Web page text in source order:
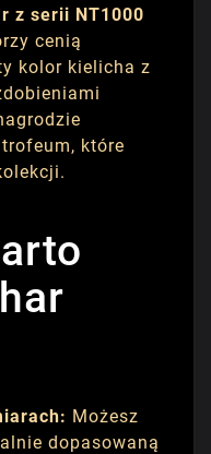
z serii NT1000
cenią
kolor kielicha z
które
Możesz
dopasowaną